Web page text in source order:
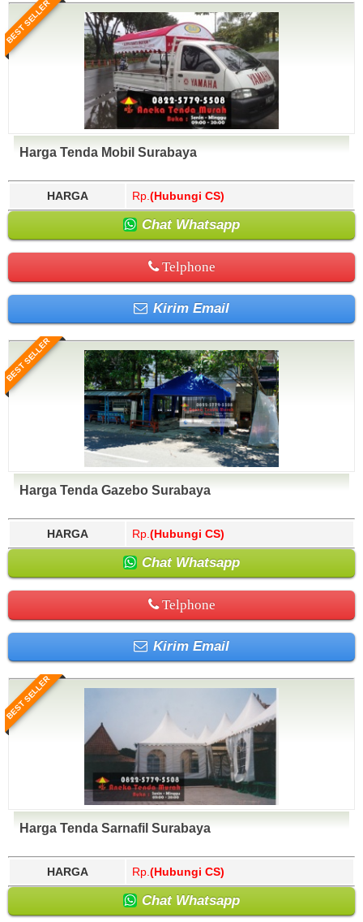
BEST SELLER
Harga Tenda Mobil Surabaya
HARGA Rp. (Hubungi CS)
Chat Whatsapp
Telphone
Kirim Email
BEST SELLER
Harga Tenda Gazebo Surabaya
HARGA Rp. (Hubungi CS)
Chat Whatsapp
Telphone
Kirim Email
BEST SELLER
Harga Tenda Sarnafil Surabaya
HARGA Rp. (Hubungi CS)
Chat Whatsapp